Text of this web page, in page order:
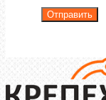
Отправить